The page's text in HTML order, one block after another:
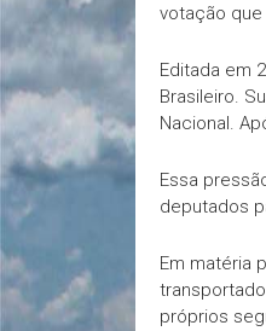
votação que
Editada em
Brasileiro.
Nacional.
Essa
deputados
Em matéria
próprios